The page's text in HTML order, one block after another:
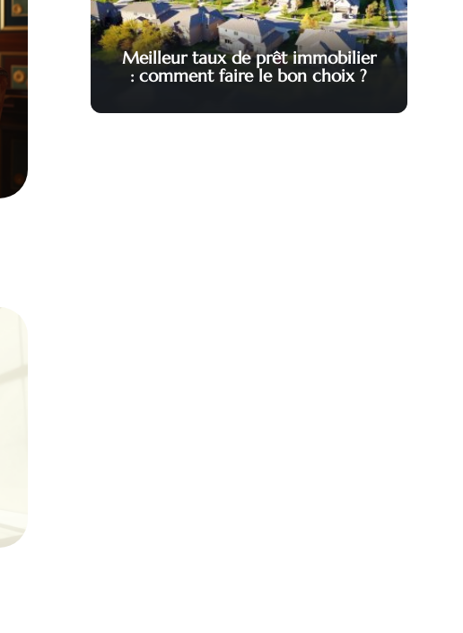
Meilleur taux de prêt immobilier
: comment faire le bon choix ?